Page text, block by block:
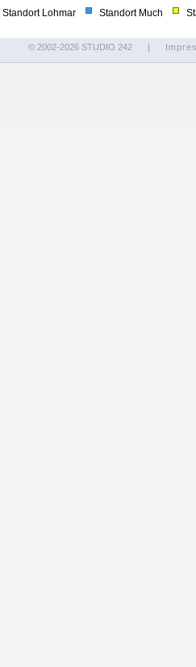
Standort Lohmar Standort Much
© 2002-2026 STUDIO 242